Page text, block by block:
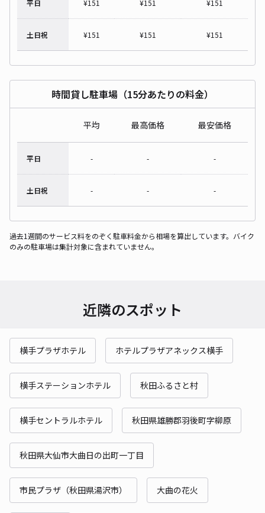
平日 ¥151 ¥151 ¥151
土日祝 ¥151 ¥151 ¥151
時間貸し駐車場（15分あたりの料金）
平均 最高価格 最安価格
平日 - - -
土日祝 - - -
過去1週間のサービス料をのぞく駐車料金から相場を算出しています。バイク
のみの駐車場は集計対象に含まれていません。
近隣のスポット
横手プラザホテル ホテルプラザアネックス横手
横手ステーションホテル 秋田ふるさと村
横手セントラルホテル 秋田県雄勝郡羽後町字柳原
秋田県大仙市大曲日の出町一丁目
市民プラザ（秋田県湯沢市） 大曲の花火